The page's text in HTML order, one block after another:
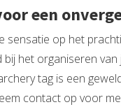
een
sensatie op het
bij het organiseren
tag is een
contact op voor